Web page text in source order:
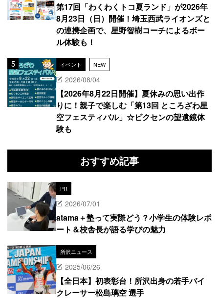
第17回「わくわくトコ夏ランド」が2026年
8月23日（日）開催！埼玉西武ライオンズと
の連携企画で、星野智樹コーチによるボー
ル体験も！
イベント NEW
2026/08/04
【2026年8月22日開催】夏休みの思い出作
りに！親子で楽しむ「第13回 ところざわ星
空フェスティバル」☆ビクセンの望遠鏡体
験も
おすすめ記事
PR
2026/07/01
atama＋塾って実際どう？小学生の体験レポ
ート＆校舎長が語る学びの魅力
所沢ニュース
2025/06/26
【全日本】初表彰台！所沢出身の若手バイ
クレーサー松島璃空 選手